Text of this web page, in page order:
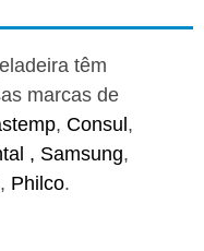
têm
marcas de
, Consul ,
, Samsung,
, Philco.